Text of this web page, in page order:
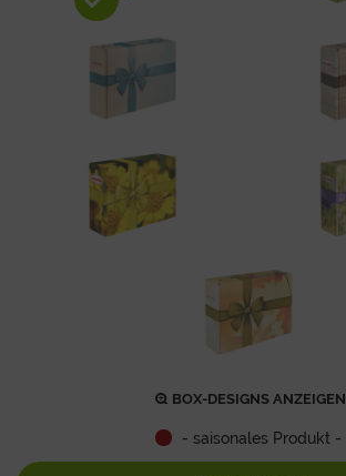
BOX-DESIGNS ANZEIGEN
- saisonales Produkt -